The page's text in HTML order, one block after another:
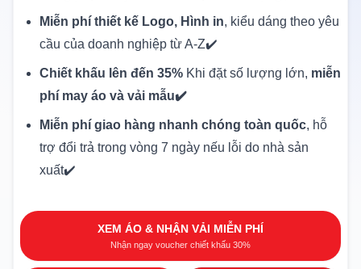
Miễn phí thiết kế Logo, Hình in, kiểu dáng theo yêu
cầu của doanh nghiệp từ A-Z✔️
Chiết khấu lên đến 35% Khi đặt số lượng lớn, miễn
phí may áo và vải mẫu✔️
Miễn phí giao hàng nhanh chóng toàn quốc, hỗ
trợ đổi trả trong vòng 7 ngày nếu lỗi do nhà sản
xuất✔️
XEM ÁO & NHẬN VẢI MIỄN PHÍ
Nhận ngay voucher chiết khấu 30%